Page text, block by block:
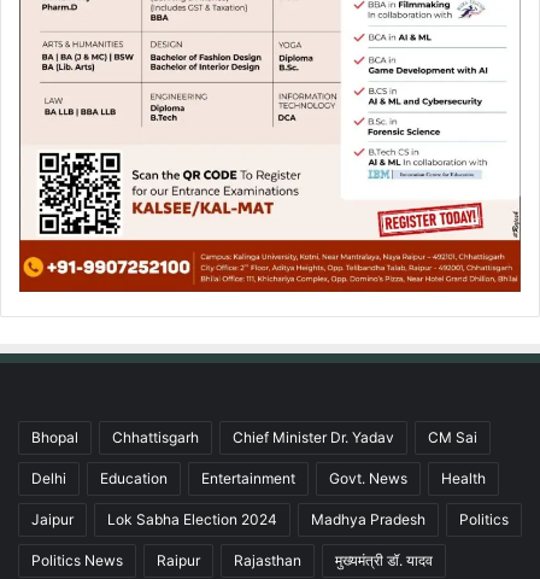
Bhopal Chhattisgarh Chief Minister Dr. Yadav CM Sai
Delhi Education Entertainment Govt. News Health
Jaipur Lok Sabha Election 2024 Madhya Pradesh Politics
Politics News Raipur Rajasthan मुख्यमंत्री डॉ. यादव